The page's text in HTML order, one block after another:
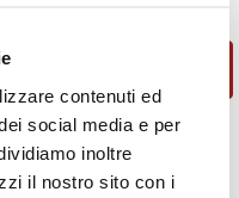
contenuti ed
social media e per
inoltre
il nostro sito con i